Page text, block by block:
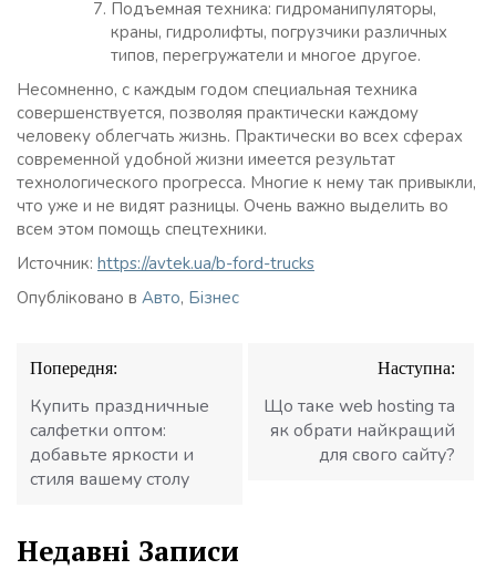
Подъемная техника: гидроманипуляторы,
краны, гидролифты, погрузчики различных
типов, перегружатели и многое другое.
Несомненно, с каждым годом специальная техника
совершенствуется, позволяя практически каждому
человеку облегчать жизнь. Практически во всех сферах
современной удобной жизни имеется результат
технологического прогресса. Многие к нему так привыкли,
что уже и не видят разницы. Очень важно выделить во
всем этом помощь спецтехники.
Источник: https://avtek.ua/b-ford-trucks
Опубліковано в Авто, Бізнес
Навігація
записів
Попередня:
Купить праздничные
салфетки оптом:
добавьте яркости и
стиля вашему столу
Наступна:
Що таке web hosting та
як обрати найкращий
для свого сайту?
Недавні Записи